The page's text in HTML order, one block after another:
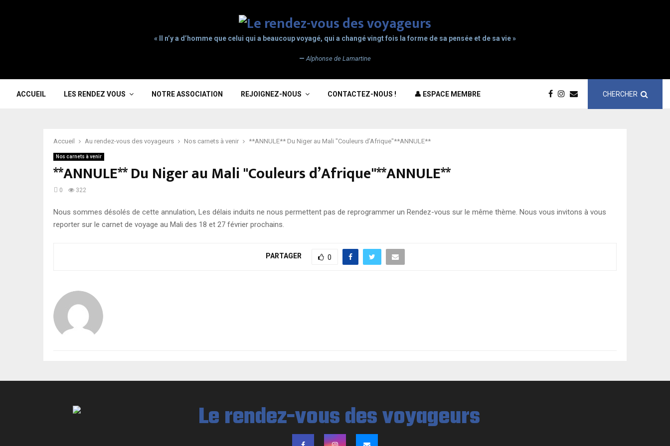
« Il n’y a d’homme que celui qui a beaucoup voyagé, qui a changé vingt fois la forme de sa pensée et de sa vie »
— Alphonse de Lamartine
ACCUEIL LES RENDEZ VOUS NOTRE ASSOCIATION REJOIGNEZ-NOUS CONTACTEZ-NOUS ! 👤 ESPACE MEMBRE CHERCHER
Accueil Au rendez-vous des voyageurs Nos carnets à venir **ANNULE** Du Niger au Mali "Couleurs d’Afrique"**ANNULE**
Nos carnets à venir
**ANNULE** Du Niger au Mali "Couleurs d’Afrique"**ANNULE**
0 322
Nous sommes désolés de cette annulation, Les délais induits ne nous permettent pas de reprogrammer un Rendez-vous sur le même thème. Nous vous invitons à vous
reporter sur le carnet de voyage au Mali des 18 et 27 février prochains.
PARTAGER 0